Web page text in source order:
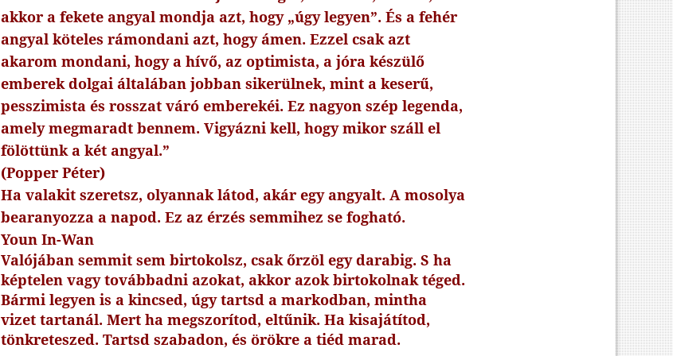
akkor a fekete angyal mondja azt, hogy „úgy legyen”. És a fehér
angyal köteles rámondani azt, hogy ámen. Ezzel csak azt
akarom mondani, hogy a hívő, az optimista, a jóra készülő
emberek dolgai általában jobban sikerülnek, mint a keserű,
pesszimista és rosszat váró emberekéi. Ez nagyon szép legenda,
amely megmaradt bennem. Vigyázni kell, hogy mikor száll el
fölöttünk a két angyal.”
(Popper Péter)
Ha valakit szeretsz, olyannak látod, akár egy angyalt. A mosolya
bearanyozza a napod. Ez az érzés semmihez se fogható.
Youn In-Wan
Valójában semmit sem birtokolsz, csak őrzöl egy darabig. S ha
képtelen vagy továbbadni azokat, akkor azok birtokolnak téged.
Bármi legyen is a kincsed, úgy tartsd a markodban, mintha
vizet tartanál. Mert ha megszorítod, eltűnik. Ha kisajátítod,
tönkreteszed. Tartsd szabadon, és örökre a tiéd marad.